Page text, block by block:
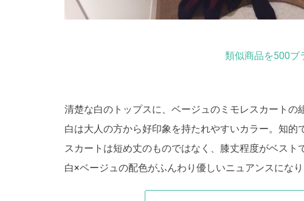
類似商品を500ブ
清楚な白のトップスに、ベージュのミモレスカートの
白は大人の方から好印象を持たれやすいカラー。知的
スカートは短め丈のものではなく、膝丈程度がベスト
白×ベージュの配色がふんわり優しいニュアンスにな